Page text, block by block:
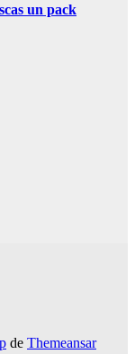
un pack
de Themeansar